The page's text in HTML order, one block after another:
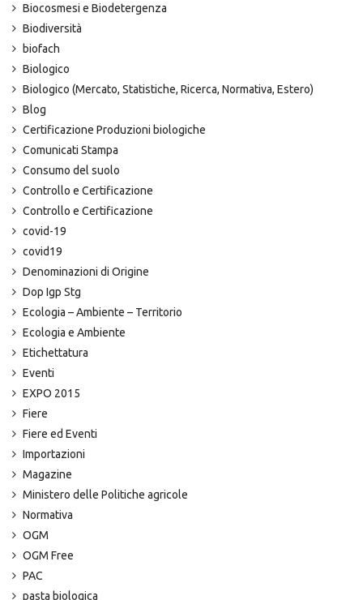
Biocosmesi e Biodetergenza
Biodiversità
biofach
Biologico
Biologico (Mercato, Statistiche, Ricerca, Normativa, Estero)
Blog
Certificazione Produzioni biologiche
Comunicati Stampa
Consumo del suolo
Controllo e Certificazione
Controllo e Certificazione
covid-19
covid19
Denominazioni di Origine
Dop Igp Stg
Ecologia – Ambiente – Territorio
Ecologia e Ambiente
Etichettatura
Eventi
EXPO 2015
Fiere
Fiere ed Eventi
Importazioni
Magazine
Ministero delle Politiche agricole
Normativa
OGM
OGM Free
PAC
pasta biologica